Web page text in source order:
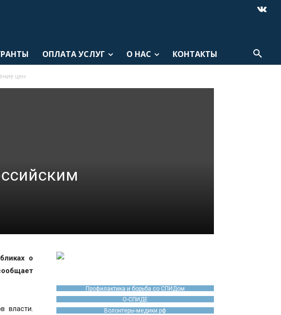
ОПЛАТА УСЛУГ О НАС КОНТАКТЫ
цен
о
власти.
Профилактика и борьба со СПИДом
О-СПИДЕ
Волонтеры-медики.рф